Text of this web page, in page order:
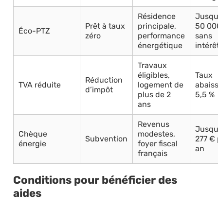
Éco-PTZ
Prêt à taux
zéro
Résidence
principale,
performance
énergétique
50
sans
TVA réduite
Réduction
d’impôt
Travaux
éligibles,
logement de
plus de 2
ans
Taux
5,5 %
Chèque
énergie
Subvention
Revenus
modestes,
foyer fiscal
français
277 €
an
Conditions pour bénéficier des
aides